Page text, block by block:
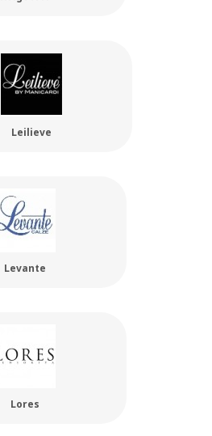
Leilieve
Levante
Lores